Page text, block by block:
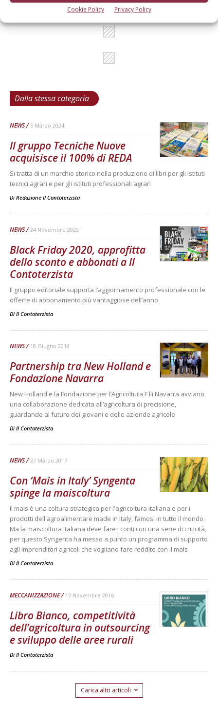
Cookie Policy Privacy Policy
Dalla stessa categoria
NEWS 6 Marzo 2024
Il gruppo Tecniche Nuove
acquisisce il 100% di REDA
Si tratta di un marchio storico nella produzione di libri per gli istituti
tecnici agrari e per gli istituti professionali agrari
Di Redazione Il Contoterzista
NEWS 24 Novembre 2020
Black Friday 2020, approfitta
dello sconto e abbonati a Il
Contoterzista
Il gruppo editoriale supporta l’aggiornamento professionale con le
offerte di abbonamento più vantaggiose dell’anno
Di Il Contoterzista
NEWS 18 Giugno 2018
Partnership tra New Holland e
Fondazione Navarra
New Holland e la Fondazione per l’Agricoltura F.lli Navarra avviano
una collaborazione dedicata all’agricoltura di precisione,
guardando al futuro dei giovani e delle aziende agricole
Di Il Contoterzista
NEWS 27 Marzo 2017
Con ‘Mais in Italy’ Syngenta
spinge la maiscoltura
Il mais è una coltura strategica per l'agricoltura italiana e per i
prodotti dell'agroalimentare made in Italy, famosi in tutto il mondo.
Ma la maiscoltura italiana deve fare i conti con una serie di criticità,
per questo Syngenta ha messo a punto un programma di supporto
agli imprenditori agricoli che vogliano fare reddito con il mais
Di Il Contoterzista
MECCANIZZAZIONE 17 Novembre 2016
Libro Bianco, competitività
dell’agricoltura in outsourcing
e sviluppo delle aree rurali
Di Il Contoterzista
Carica altri articoli